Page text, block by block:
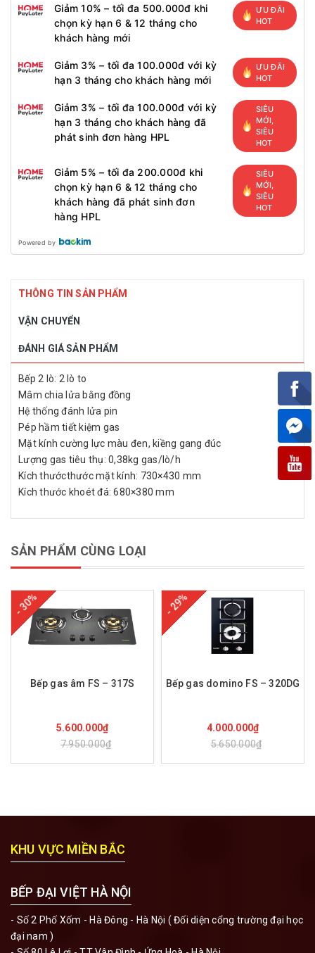
Giảm 10% – tối đa 500.000đ khi
chọn kỳ hạn 6 & 12 tháng cho
khách hàng mới
ƯU ĐÃI
HOT
Giảm 3% – tối đa 100.000đ với kỳ
hạn 3 tháng cho khách hàng mới
ƯU ĐÃI
HOT
Giảm 3% – tối đa 100.000đ với kỳ
hạn 3 tháng cho khách hàng đã
phát sinh đơn hàng HPL
SIÊU
MỚI,
SIÊU
HOT
Giảm 5% – tối đa 200.000đ khi
chọn kỳ hạn 6 & 12 tháng cho
khách hàng đã phát sinh đơn
hàng HPL
SIÊU
MỚI,
SIÊU
HOT
Powered by
THÔNG TIN SẢN PHẨM
VẬN CHUYỂN
ĐÁNH GIÁ SẢN PHẨM
Bếp 2 lò: 2 lò to
Mâm chia lửa bằng đồng
Hệ thống đánh lửa pin
Pép hầm tiết kiệm gas
Mặt kính cường lực màu đen, kiềng gang đúc
Lượng gas tiêu thụ: 0,38kg gas/lò/h
Kích thướcthước mặt kính: 730×430 mm
Kích thước khoét đá: 680×380 mm
SẢN PHẨM CÙNG LOẠI
- 30%
Bếp gas âm FS – 317S
5.600.000₫
7.950.000₫
- 29%
Bếp gas domino FS – 320DG
4.000.000₫
5.650.000₫
KHU VỰC MIỀN BẮC
BẾP ĐẠI VIỆT HÀ NỘI
- Số 2 Phố Xốm - Hà Đông - Hà Nội ( Đối diện cổng trường đại học
đại nam )